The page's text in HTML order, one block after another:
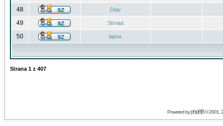
48 Dejv
49 Strnad
50 lapos
Strana 1 z 407
Powered byphpBB© 2001,